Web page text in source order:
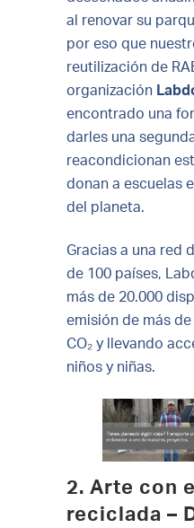
al renovar su
por eso que
reutilización de
organización
encontrado una
darles una
reacondicionan
donan a escuelas
del planeta.
Gracias a una red
de 100 países,
más de 20.000
emisión de más
CO₂ y llevando
niños y niñas.
2. Arte con
reciclada –